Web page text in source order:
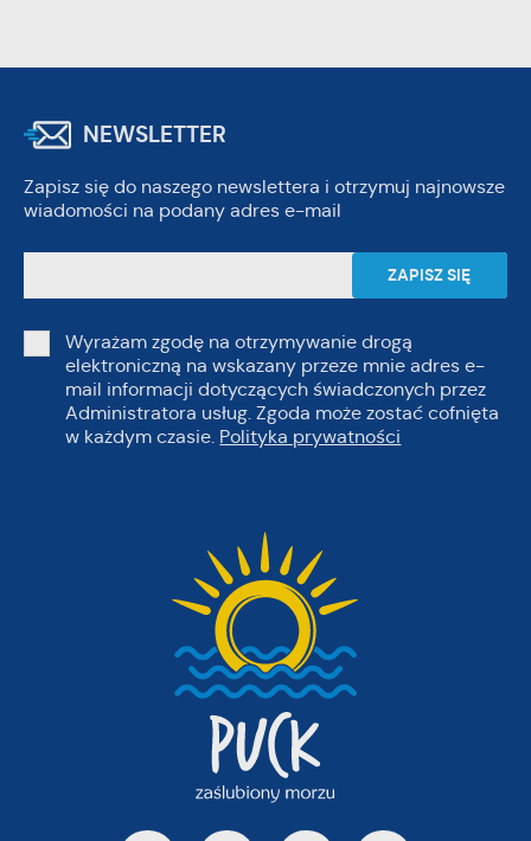
NEWSLETTER
Zapisz się do naszego newslettera i otrzymuj najnowsze
wiadomości na podany adres e-mail
Wyrażam zgodę na otrzymywanie drogą
elektroniczną na wskazany przeze mnie adres e-
mail informacji dotyczących świadczonych przez
Administratora usług. Zgoda może zostać cofnięta
w każdym czasie. Polityka prywatności